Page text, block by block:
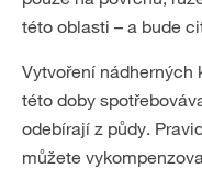
této oblasti – a bude
Vytvoření nádherných
této doby
odebírají z půdy.
můžete